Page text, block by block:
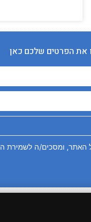
את הפרטים שלכם כאן
האתר, ומסכים/ה לשמירת